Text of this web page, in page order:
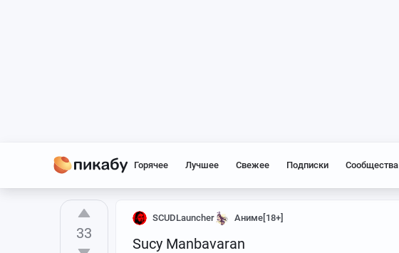
Горячее Лучшее Свежее Подписки Сообщества
33
SCUDLauncher Аниме[18+]
Sucy Manbavaran